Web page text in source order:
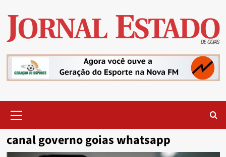
content
Menu
canal governo goias whatsapp